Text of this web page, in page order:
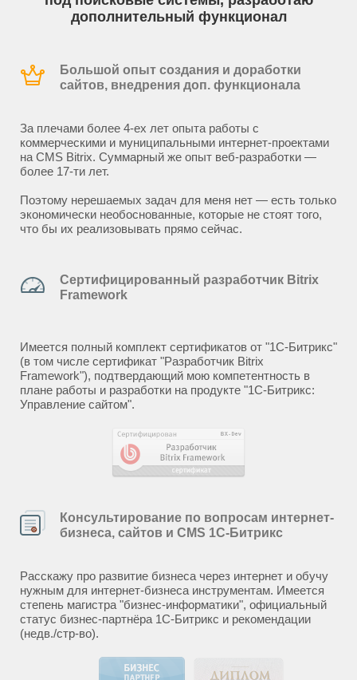
дополнительный функционал
Большой опыт создания и доработки
сайтов, внедрения доп. функционала
За плечами более 4-ех лет опыта работы с
коммерческими и муниципальными интернет-проектами
на CMS Bitrix. Суммарный же опыт веб-разработки —
более 17-ти лет.
Поэтому нерешаемых задач для меня нет — есть только
экономически необоснованные, которые не стоят того,
что бы их реализовывать прямо сейчас.
Сертифицированный разработчик Bitrix
Framework
Имеется полный комплект сертификатов от "1С-Битрикс"
(в том числе сертификат "Разработчик Bitrix
Framework"), подтвердающий мою компетентность в
плане работы и разработки на продукте "1С-Битрикс:
Управление сайтом".
Консультирование по вопросам интернет-
бизнеса, сайтов и CMS 1С-Битрикс
Расскажу про развитие бизнеса через интернет и обучу
нужным для интернет-бизнеса инструментам. Имеется
степень магистра "бизнес-информатики", официальный
статус бизнес-партнёра 1С-Битрикс и рекомендации
(недв./стр-во).